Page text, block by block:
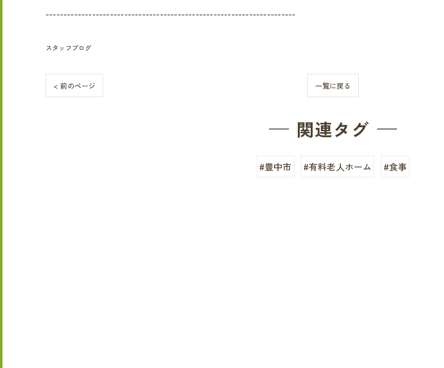
----------------------------------------------------------------------
スタッフブログ
< 前のページ 一覧に戻る
関連タグ
#豊中市 #有料老人ホーム #食事